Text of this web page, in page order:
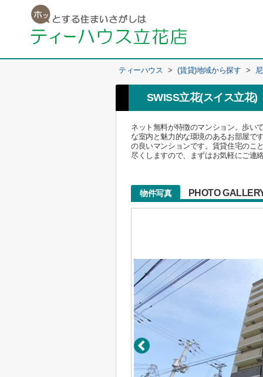
ティーハウス > (賃貸)地域から探す >
SWISS立花(スイス立花)
ネット無料が特徴のマンション。歩い
な室内と魅力的な環境のあるお部屋で
の良いマンションです。賃貸住宅のこ
尽くしますので、まずはお気軽にご連絡
物件写真 PHOTO